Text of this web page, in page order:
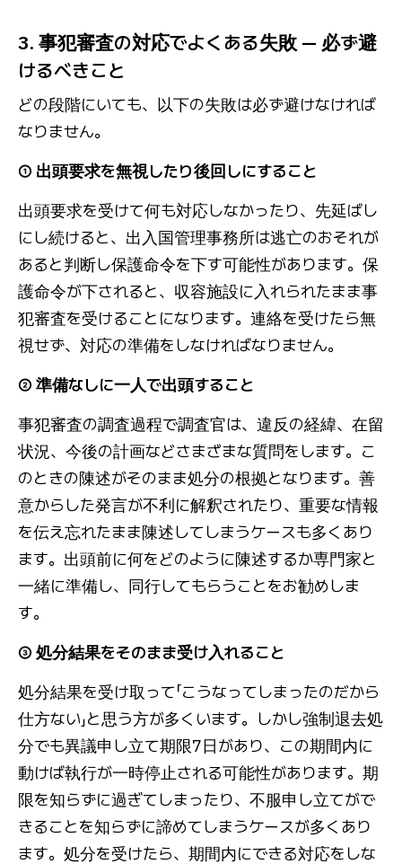
3. 事犯審査の対応でよくある失敗 — 必ず避
けるべきこと
どの段階にいても、以下の失敗は必ず避けなければ
なりません。
① 出頭要求を無視したり後回しにすること
出頭要求を受けて何も対応しなかったり、先延ばし
にし続けると、出入国管理事務所は逃亡のおそれが
あると判断し保護命令を下す可能性があります。保
護命令が下されると、収容施設に入れられたまま事
犯審査を受けることになります。連絡を受けたら無
視せず、対応の準備をしなければなりません。
② 準備なしに一人で出頭すること
事犯審査の調査過程で調査官は、違反の経緯、在留
状況、今後の計画などさまざまな質問をします。こ
のときの陳述がそのまま処分の根拠となります。善
意からした発言が不利に解釈されたり、重要な情報
を伝え忘れたまま陳述してしまうケースも多くあり
ます。出頭前に何をどのように陳述するか専門家と
一緒に準備し、同行してもらうことをお勧めしま
す。
③ 処分結果をそのまま受け入れること
処分結果を受け取って「こうなってしまったのだから
仕方ない」と思う方が多くいます。しかし強制退去処
分でも異議申し立て期限7日があり、この期間内に
動けば執行が一時停止される可能性があります。期
限を知らずに過ぎてしまったり、不服申し立てがで
きることを知らずに諦めてしまうケースが多くあり
ます。処分を受けたら、期間内にできる対応をしな